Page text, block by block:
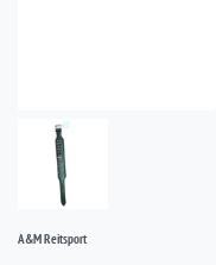
A&M Reitsport